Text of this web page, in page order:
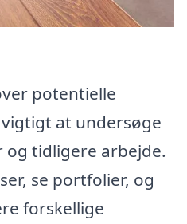
potentielle
at undersøge
tidligere arbejde.
se portfolier, og
forskellige